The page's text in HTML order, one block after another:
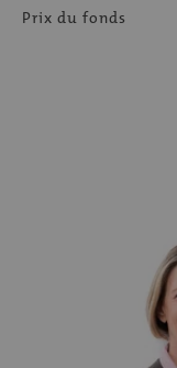
Prix du fonds